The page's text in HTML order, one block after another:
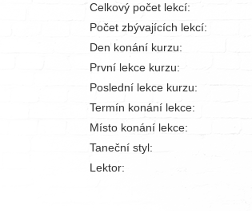
Celkový počet lekcí:
Počet zbývajících lekcí:
Den konání kurzu:
První lekce kurzu:
Poslední lekce kurzu:
Termín konání lekce:
Místo konání lekce:
Taneční styl:
Lektor: